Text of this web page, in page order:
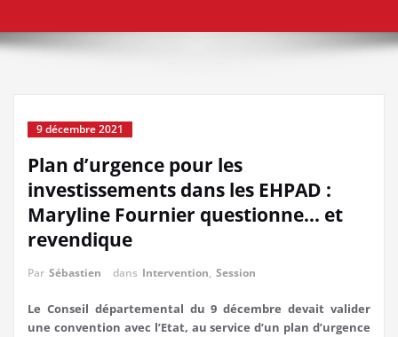
9 décembre 2021
Plan d’urgence pour les
investissements dans les EHPAD :
Maryline Fournier questionne… et
revendique
Par Sébastien dans Intervention, Session
Le Conseil départemental du 9 décembre devait valider
une convention avec l’Etat, au service d’un plan d’urgence